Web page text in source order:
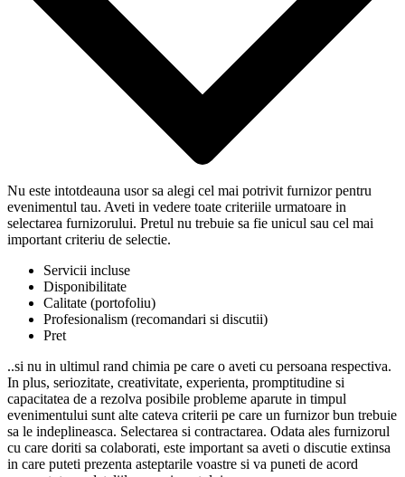
Nu este intotdeauna usor sa alegi cel mai potrivit furnizor pentru
evenimentul tau. Aveti in vedere toate criteriile urmatoare in
selectarea furnizorului. Pretul nu trebuie sa fie unicul sau cel mai
important criteriu de selectie.
Servicii incluse
Disponibilitate
Calitate (portofoliu)
Profesionalism (recomandari si discutii)
Pret
..si nu in ultimul rand chimia pe care o aveti cu persoana respectiva.
In plus, seriozitate, creativitate, experienta, promptitudine si
capacitatea de a rezolva posibile probleme aparute in timpul
evenimentului sunt alte cateva criterii pe care un furnizor bun trebuie
sa le indeplineasca. Selectarea si contractarea. Odata ales furnizorul
cu care doriti sa colaborati, este important sa aveti o discutie extinsa
in care puteti prezenta asteptarile voastre si va puneti de acord